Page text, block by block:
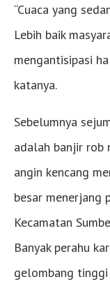
“Cuaca yang
Lebih baik
mengantisipasi
katanya.
Sebelumnya
adalah banjir rob
angin kencang
besar menerjang
Kecamatan
Banyak perahu
gelombang tinggi